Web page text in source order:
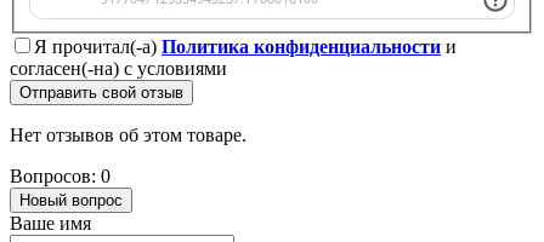
Я прочитал(-а) Политика конфиденциальности и
согласен(-на) с условиями
Отправить свой отзыв
Нет отзывов об этом товаре.
Вопросов: 0
Новый вопрос
Ваше имя